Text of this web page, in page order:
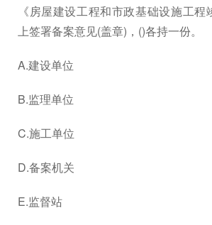
《房屋建设工程和市政基础设施工程
上签署备案意见(盖章)，()各持一份。
A.建设单位
B.监理单位
C.施工单位
D.备案机关
E.监督站